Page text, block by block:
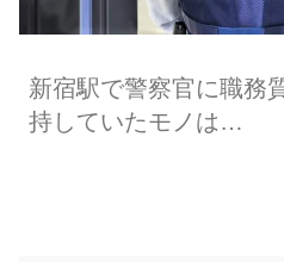
新宿駅で警察官に職務
持していたモノは…